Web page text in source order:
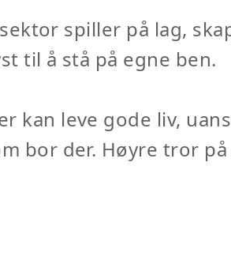
spiller på lag,
til å stå på egne ben.
kan leve gode liv,
bor der. Høyre tror